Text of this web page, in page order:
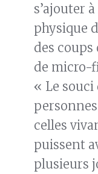
s’ajouter
physique
des coups
de micro-
« Le souci
celles
puissent
plusieurs